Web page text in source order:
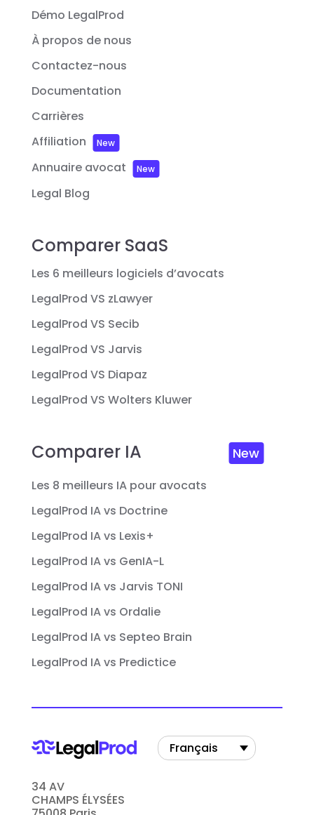
Démo LegalProd
À propos de nous
Contactez-nous
Documentation
Carrières
Affiliation
New
Annuaire avocat New
Legal Blog
Comparer SaaS
Les 6 meilleurs logiciels d’avocats
LegalProd VS zLawyer
LegalProd VS Secib
LegalProd VS Jarvis
LegalProd VS Diapaz
LegalProd VS Wolters Kluwer
Comparer IA New
Les 8 meilleurs IA pour avocats
LegalProd IA vs Doctrine
LegalProd IA vs Lexis+
LegalProd IA vs GenIA-L
LegalProd IA vs Jarvis TONI
LegalProd IA vs Ordalie
LegalProd IA vs Septeo Brain
LegalProd IA vs Predictice
34 AV
CHAMPS ÉLYSÉES
Français